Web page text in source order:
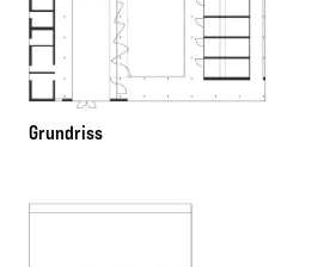
Grundriss